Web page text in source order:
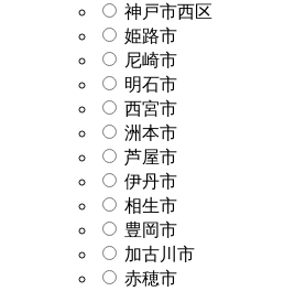
神戸市西区
姫路市
尼崎市
明石市
西宮市
洲本市
芦屋市
伊丹市
相生市
豊岡市
加古川市
赤穂市